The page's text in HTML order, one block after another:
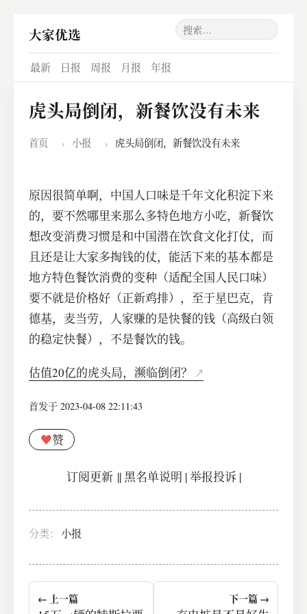
大家优选
最新 日报 周报 月报 年报
虎头局倒闭，新餐饮没有未来
首页 › 小报 › 虎头局倒闭，新餐饮没有未来
原因很简单啊，中国人口味是千年文化积淀下来
的，要不然哪里来那么多特色地方小吃，新餐饮
想改变消费习惯是和中国潜在饮食文化打仗，而
且还是让大家多掏钱的仗，能活下来的基本都是
地方特色餐饮消费的变种（适配全国人民口味）
要不就是价格好（正新鸡排），至于星巴克，肯
德基，麦当劳，人家赚的是快餐的钱（高级白领
的稳定快餐），不是餐饮的钱。
估值20亿的虎头局，濒临倒闭？
首发于 2023-04-08 22:11:43
♥赞
订阅更新||黑名单说明 |举报投诉 |
分类： 小报
← 上一篇 下一篇 →